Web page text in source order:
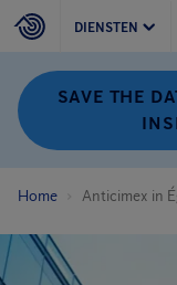
DIENSTEN
SAVE THE
Home Anticimex in